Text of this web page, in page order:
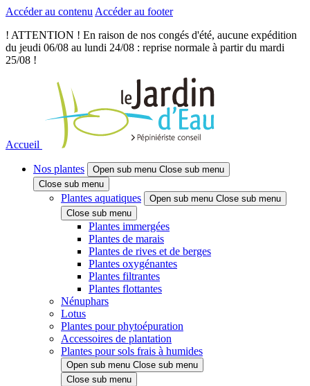
Accéder au contenu Accéder au footer
! ATTENTION ! En raison de nos congés d'été, aucune expédition
du jeudi 06/08 au lundi 24/08 : reprise normale à partir du mardi
25/08 !
Accueil
Nos plantes Open sub menu Close sub menu
Close sub menu
Plantes aquatiques Open sub menu Close sub menu
Close sub menu
Plantes immergées
Plantes de marais
Plantes de rives et de berges
Plantes oxygénantes
Plantes filtrantes
Plantes flottantes
Nénuphars
Lotus
Plantes pour phytoépuration
Accessoires de plantation
Plantes pour sols frais à humides
Open sub menu Close sub menu
Close sub menu